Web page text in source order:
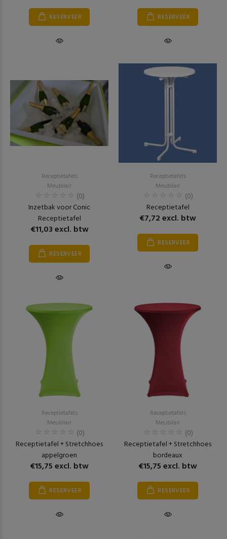
RESERVEER RESERVEER
Receptietafels
Meubilair
(0)
Inzetbak voor Conic
Receptietafel
€11,03 excl. btw
RESERVEER
Receptietafels
Meubilair
(0)
Receptietafel
€7,72 excl. btw
RESERVEER
Receptietafels
Meubilair
(0)
Receptietafel + Stretchhoes
appelgroen
€15,75 excl. btw
RESERVEER
Receptietafels
Meubilair
(0)
Receptietafel + Stretchhoes
bordeaux
€15,75 excl. btw
RESERVEER